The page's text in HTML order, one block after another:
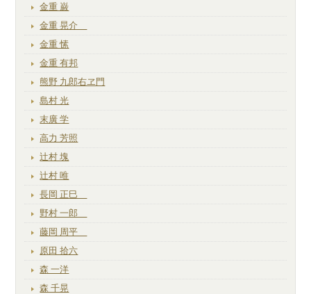
金重 巌
金重 晃介
金重 愫
金重 有邦
熊野 九郎右ヱ門
島村 光
末廣 学
高力 芳照
辻村 塊
辻村 唯
長岡 正巳
野村 一郎
藤岡 周平
原田 拾六
森 一洋
森 千晃